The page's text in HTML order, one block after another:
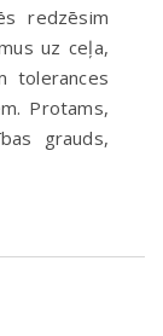
redzēsim
uz ceļa,
tolerances
Protams,
grauds,